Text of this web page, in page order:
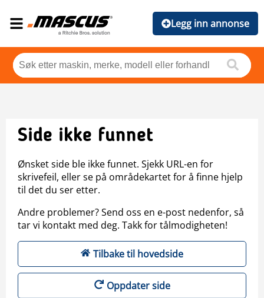
Legg inn annonse
Side ikke funnet
Ønsket side ble ikke funnet. Sjekk URL-en for
skrivefeil, eller se på områdekartet for å finne hjelp
til det du ser etter.
Andre problemer? Send oss en e-post nedenfor, så
tar vi kontakt med deg. Takk for tålmodigheten!
Tilbake til hovedside
Oppdater side